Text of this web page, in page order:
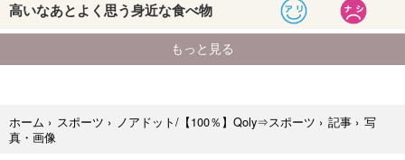
ホーム › スポーツ › ノアドット/【100％】Qoly⇒スポーツ › 記事 › 写
真・画像